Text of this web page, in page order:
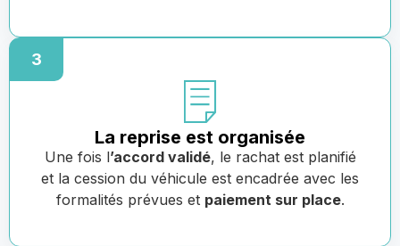
3
La reprise est organisée
Une fois l’accord validé, le rachat est planifié
et la cession du véhicule est encadrée avec les
formalités prévues et paiement sur place.